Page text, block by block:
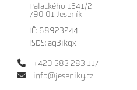
Palackého 1341/2
790 01 Jeseník
IČ: 68923244
ISDS: aq3ikqx
+420 583 283 117
info@jeseniky.cz